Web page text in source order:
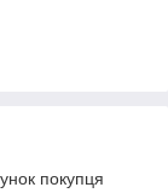
покупця